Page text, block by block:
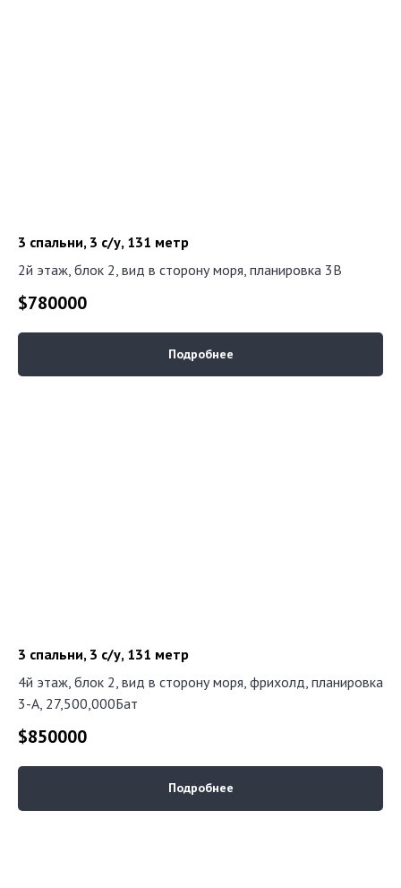
3 спальни, 3 с/у, 131 метр
2й этаж, блок 2, вид в сторону моря, планировка 3В
$780000
Подробнее
3 спальни, 3 с/у, 131 метр
4й этаж, блок 2, вид в сторону моря, фрихолд, планировка
3-А, 27,500,000Бат
$850000
Подробнее